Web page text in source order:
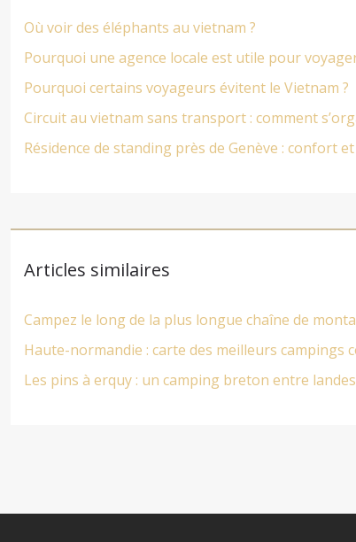
Où voir des éléphants au vietnam ?
Pourquoi une agence locale est utile pour
Pourquoi certains voyageurs évitent le Vietnam ?
Circuit au vietnam sans transport : comment
Résidence de standing près de Genève : confort
Articles similaires
Campez le long de la plus longue chaîne de
Haute-normandie : carte des meilleurs campings
Les pins à erquy : un camping breton entre